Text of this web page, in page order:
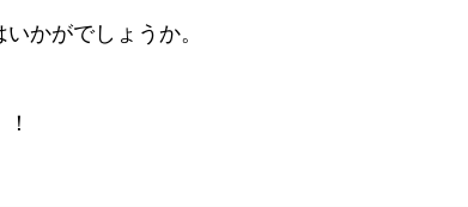
かがでしょうか。